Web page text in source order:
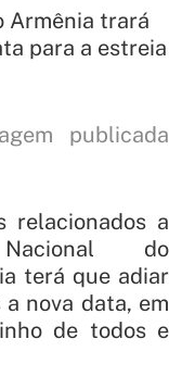
Armênia trará
para a estreia
publicada
relacionados a
do
terá que adiar
nova data, em
de todos e